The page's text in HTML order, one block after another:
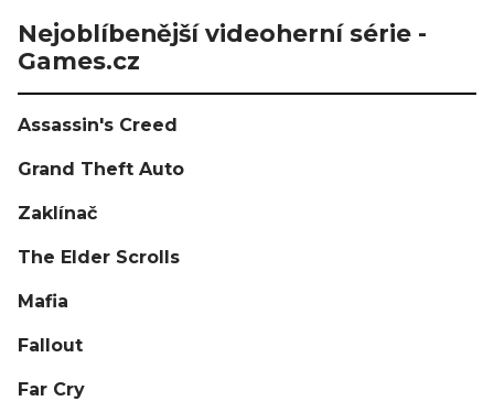
Nejoblíbenější videoherní série -
Games.cz
Assassin's Creed
Grand Theft Auto
Zaklínač
The Elder Scrolls
Mafia
Fallout
Far Cry